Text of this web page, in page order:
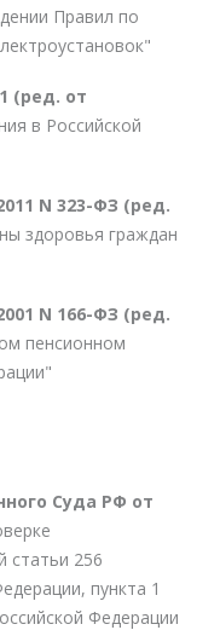
Правил по
(ред. от
в Российской
N 323-ФЗ (ред.
здоровья граждан
N 166-ФЗ (ред.
пенсионном
Суда РФ от
статьи 256
пункта 1
Федерации